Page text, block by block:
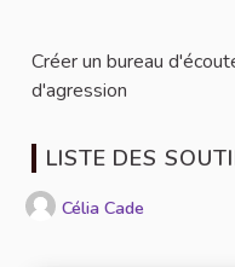
Créer un bureau
d'agression
LISTE DES
Célia Cade